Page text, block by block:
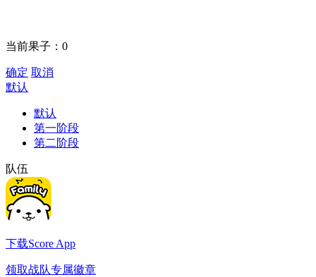
当前果子： 0
确定 取消
默认
默认
第一阶段
第二阶段
队伍
下载Score App
领取战队专属徽章